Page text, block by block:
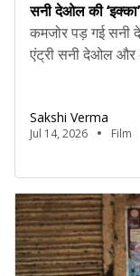
सनी देओल की
कमजोर पड़ गई सनी
एंट्री सनी देओल और
भी काफी उम्मीदें थी […]
Sakshi Verma
Jul 14, 2026 Film